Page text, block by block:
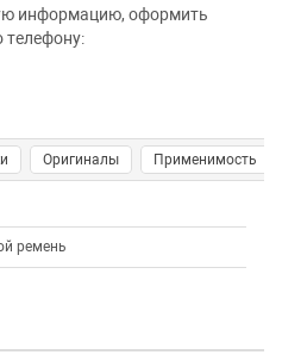
информацию, оформить
телефону:
Оригиналы Применимость
ремень